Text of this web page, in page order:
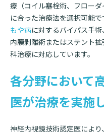
療（コイル塞栓術、フロー
に合った治療法を選択可能で
もや病に対するバイパス手術、
内膜剥離術またはステント
科治療に対応しています。
各分野において
医が治療を実施
神経内視鏡技術認定医によ